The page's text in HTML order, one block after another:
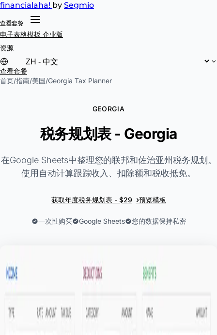
financialaha! by Segmio
查看套餐
电子表格模板 企业版
资源
查看套餐
首页/指南/美国/Georgia Tax Planner
GEORGIA
税务规划表 - Georgia
在Google Sheets中整理您的联邦和佐治亚州税务规划。
使用自动计算跟踪收入、扣除额和税收抵免。
获取年度税务规划表 - $29 ›预览模板
一次性购买 Google Sheets 您的数据保持私密